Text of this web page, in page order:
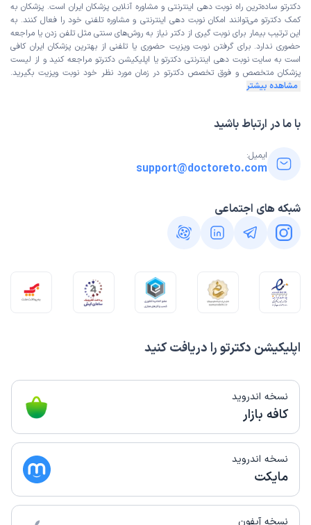
اپلیکیشن دکترتو را دریافت کنید
نسخه اندروید
کافه بازار
نسخه اندروید
مایکت
نسخه آیفون
دکترتو ساده‌ترین راه نوبت‌ دهی اینترنتی و مشاوره آنلاین پزشکان ایران است. پزشکان به
کمک دکترتو می‌توانند امکان نوبت دهی اینترنتی و مشاوره تلفنی خود را فعال کنند. به
این ترتیب بیمار برای نوبت گیری از دکتر نیاز به روش‌های سنتی مثل تلفن زدن یا مراجعه
حضوری ندارد. برای گرفتن نوبت ویزیت حضوری یا تلفنی از بهترین پزشکان ایران کافی
است به سایت نوبت دهی اینترنتی دکترتو یا اپلیکیشن دکترتو مراجعه کنید و از لیست
پزشکان متخصص و فوق تخصص دکترتو در زمان مورد نظر خود نوبت ویزیت بگیرید.
مشاهده بیشتر
با ما در ارتباط باشید
ایمیل:
support@doctoreto.com
شبکه های اجتماعی